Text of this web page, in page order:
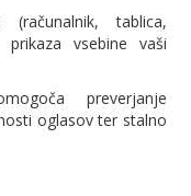
tablica,
vsebine vaši
preverjanje
oglasov ter stalno